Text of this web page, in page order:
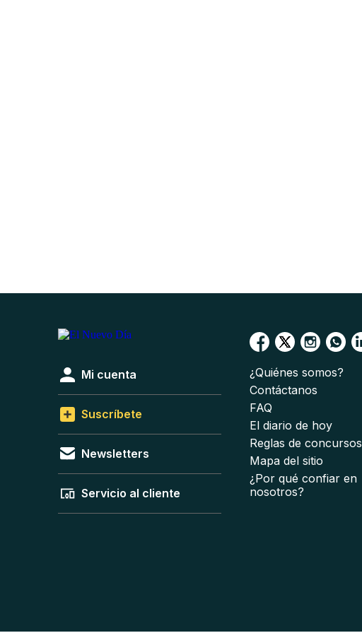
Mi cuenta
Suscríbete
Newsletters
Servicio al cliente
¿Quiénes somos?
Contáctanos
FAQ
El diario de hoy
Reglas de concursos
Mapa del sitio
¿Por qué confiar en
nosotros?